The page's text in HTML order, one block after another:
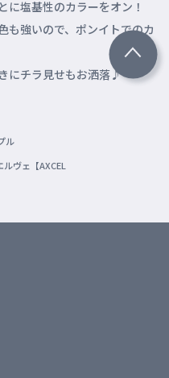
に塩基性のカラーをオン！
も強いので、ポンイトでのカ
にチラ見せもお洒落♪
ル
ヴェ【AXCEL